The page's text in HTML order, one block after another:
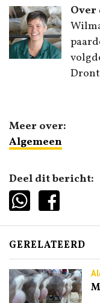
Over
Meer over:
Algemeen
Deel dit bericht:
GERELATEERD